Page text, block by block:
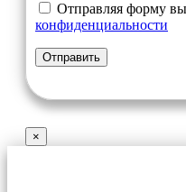
Отправляя форму вы
конфиденциальности
×